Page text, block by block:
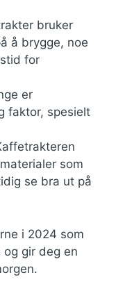
bruker
å brygge, noe
for
er
faktor, spesielt
som
se bra ut på
i 2024 som
og gir deg en